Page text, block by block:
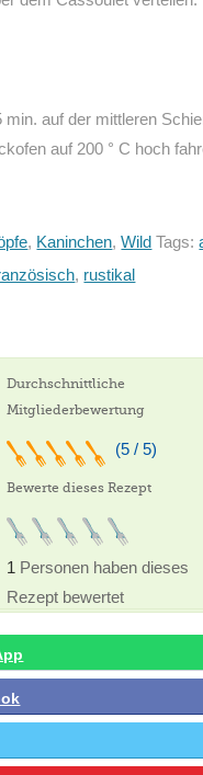
min. auf der mittleren
auf 200 ° C hoch
, Kaninchen,Wild Tags:
, rustikal
Durchschnittliche
Mitgliederbewertung
(5 / 5)
Bewerte dieses Rezept
1 Personen haben dieses
Rezept bewertet